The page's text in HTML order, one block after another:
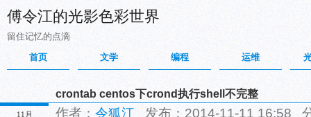
傅令江的光影色彩世界
留住记忆的点滴
首页
文学 编程 运维
11月
crontab centos下crond执行shell不完整
作者： 令狐江 发布：2014-11-11 16:58